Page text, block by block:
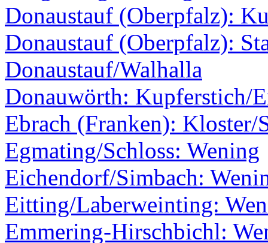
Donaustauf (Oberpfalz):
Donaustauf (Oberpfalz):
Donaustauf/Walhalla
Donauwörth: Kupferstich/
Ebrach (Franken): Kloster/
Egmating/Schloss: Wening
Eichendorf/Simbach:
Eitting/Laberweinting:
Emmering-Hirschbichl: